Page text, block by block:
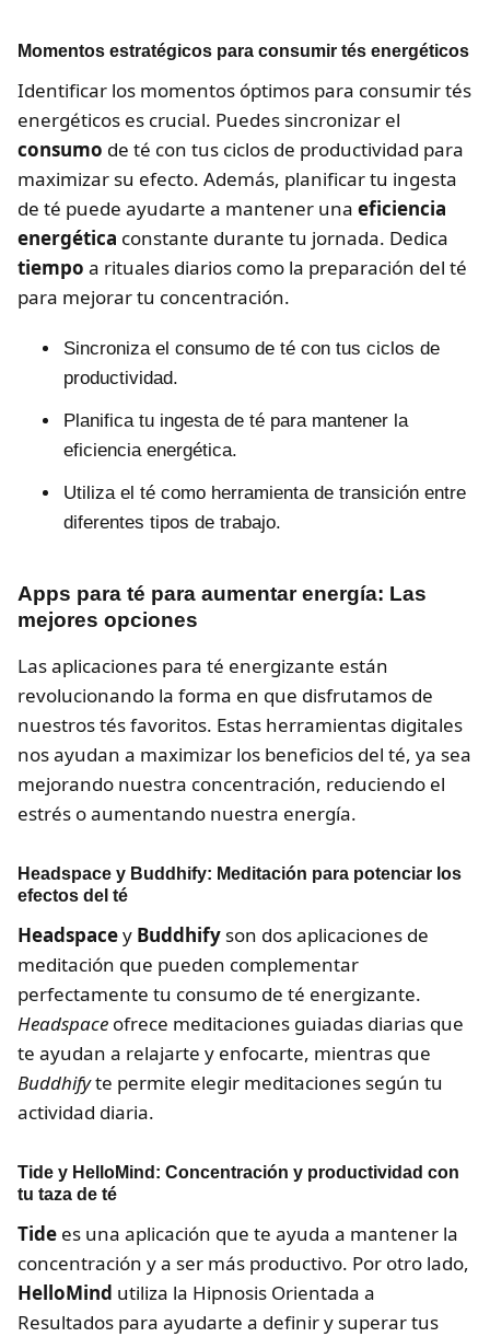
Momentos estratégicos para consumir tés energéticos
Identificar los momentos óptimos para consumir tés
energéticos es crucial. Puedes sincronizar el
consumo de té con tus ciclos de productividad para
maximizar su efecto. Además, planificar tu ingesta
de té puede ayudarte a mantener una eficiencia
energética constante durante tu jornada. Dedica
tiempo a rituales diarios como la preparación del té
para mejorar tu concentración.
Sincroniza el consumo de té con tus ciclos de
productividad.
Planifica tu ingesta de té para mantener la
eficiencia energética.
Utiliza el té como herramienta de transición entre
diferentes tipos de trabajo.
Apps para té para aumentar energía: Las
mejores opciones
Las aplicaciones para té energizante están
revolucionando la forma en que disfrutamos de
nuestros tés favoritos. Estas herramientas digitales
nos ayudan a maximizar los beneficios del té, ya sea
mejorando nuestra concentración, reduciendo el
estrés o aumentando nuestra energía.
Headspace y Buddhify: Meditación para potenciar los
efectos del té
Headspacey Buddhify son dos aplicaciones de
meditación que pueden complementar
perfectamente tu consumo de té energizante.
Headspace ofrece meditaciones guiadas diarias que
te ayudan a relajarte y enfocarte, mientras que
Buddhifyte permite elegir meditaciones según tu
actividad diaria.
Tide y HelloMind: Concentración y productividad con
tu taza de té
Tide es una aplicación que te ayuda a mantener la
concentración y a ser más productivo. Por otro lado,
HelloMind utiliza la Hipnosis Orientada a
Resultados para ayudarte a definir y superar tus